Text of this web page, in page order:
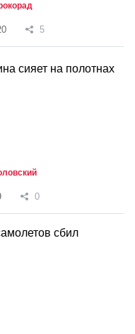
5
сияет на полотнах
0
сбил